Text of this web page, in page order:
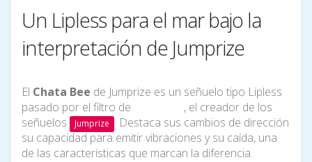
Un Lipless para el mar bajo la
interpretación de Jumprize
El Chata Bee de Jumprize es un señuelo tipo Lipless
pasado por el filtro de
, el creador de los
señuelos
Jumprize . Destaca sus cambios de dirección
su capacidad para emitir vibraciones y su caída, una
de las características que marcan la diferencia.